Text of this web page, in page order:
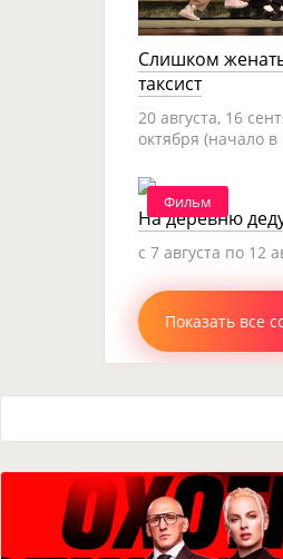
Слишком
таксист
20 августа, 16
октября (начало в
Фильм
На деревню
c 7 августа по 12
Показать все